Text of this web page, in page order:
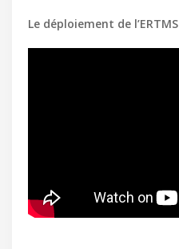
Le déploiement de l’ERTMS